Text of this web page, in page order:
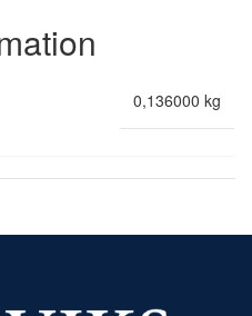
0,136000 kg